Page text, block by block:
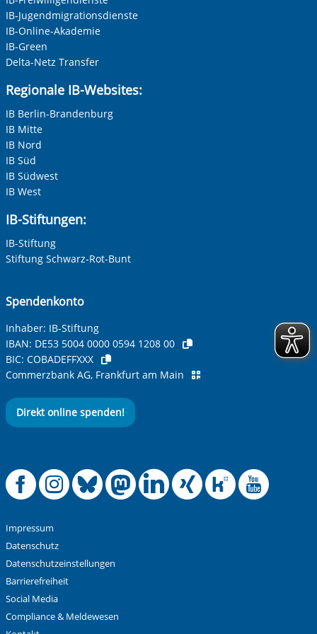
IB-Jugendmigrationsdienste
IB-Online-Akademie
IB-Green
Delta-Netz Transfer
Regionale IB-Websites:
IB Berlin-Brandenburg
IB Mitte
IB Nord
IB Süd
IB Südwest
IB West
IB-Stiftungen:
IB-Stiftung
Stiftung Schwarz-Rot-Bunt
Spendenkonto
Inhaber: IB-Stiftung
IBAN: DE53 5004 0000 0594 1208 00
BIC: COBADEFFXXX
Commerzbank AG, Frankfurt am Main
Direkt online spenden!
Offizielle
Offizielle
Offizielle
Offizielle
Offizielle
Impressum
Datenschutz
Datenschutzeinstellungen
Barrierefreiheit
Social Media
Compliance & Meldewesen